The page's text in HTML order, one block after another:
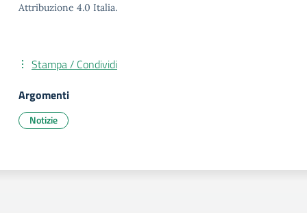
Attribuzione 4.0 Italia.
Stampa / Condividi
Argomenti
Notizie